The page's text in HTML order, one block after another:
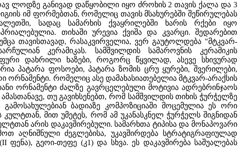
ლოდზე განივად დაწყობილი იყო ძროხის 2 თავის ქალა და 3
იმ ფორმებთან, რომელიც თავის მსახურებში შეწირულებას
სადაც სამარხის ქვაყრილებში ხარის რქები იყო
თიხაში ურევია ქვიშა და კვარცი. შედარებით
თავისთავად, რასაკვირველია, ვერ გაუტოლდება "მტკვარ-
კერამიკას. სამშვილდის სამაროვნის კერამიკის
დახრილი ხაზები, როგორც წყვილად, ასევე სხივურად
პატარა ფოსოები, პატარა ზომის ცრუ ყურები, შვერილები,
ორნამენტი. რომელიც ასე დამახასიათებელია მტკვარ-არაქსის
ორნამენტი ძალზე გავრცელებული მოტივია ადრებრინჯაოს
თუ გავიხსენებთ, რომ სამშვილდის თიხის ჭურჭელზე
ბადიაზე კომპოზიციაში მოცემულია ეს ორი
მით უმეტეს, რომ ამ უკანასკნელ ჭურჭელს შიგნიდან
არის დაკავშირებული. სამარხთა ტიპისა და მონაპოვარი
აღნიშნული ძეგლებისა, უკავშირდება სტრატიგრაფიულად
გეოი-თეფე (კ1) და სხვა. ეს დაკავშირება საშუალებას